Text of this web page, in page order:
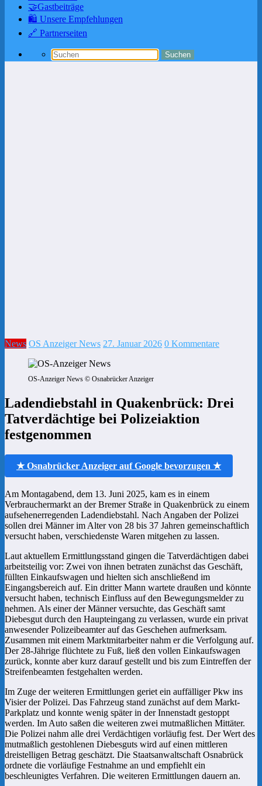
🤝Gastbeiträge
🛍️ Unsere Empfehlungen
🔗 Partnerseiten
News OS Anzeiger News 27. Januar 2026 0 Kommentare
OS-Anzeiger News © Osnabrücker Anzeiger
Ladendiebstahl in Quakenbrück: Drei
Tatverdächtige bei Polizeiaktion
festgenommen
★ Osnabrücker Anzeiger auf Google bevorzugen ★
Am Montagabend, dem 13. Juni 2025, kam es in einem
Verbrauchermarkt an der Bremer Straße in Quakenbrück zu einem
aufsehenerregenden Ladendiebstahl. Nach Angaben der Polizei
sollen drei Männer im Alter von 28 bis 37 Jahren gemeinschaftlich
versucht haben, verschiedenste Waren mitgehen zu lassen.
Laut aktuellem Ermittlungsstand gingen die Tatverdächtigen dabei
arbeitsteilig vor: Zwei von ihnen betraten zunächst das Geschäft,
füllten Einkaufswagen und hielten sich anschließend im
Eingangsbereich auf. Ein dritter Mann wartete draußen und könnte
versucht haben, technisch Einfluss auf den Bewegungsmelder zu
nehmen. Als einer der Männer versuchte, das Geschäft samt
Diebesgut durch den Haupteingang zu verlassen, wurde ein privat
anwesender Polizeibeamter auf das Geschehen aufmerksam.
Zusammen mit einem Marktmitarbeiter nahm er die Verfolgung auf.
Der 28-Jährige flüchtete zu Fuß, ließ den vollen Einkaufswagen
zurück, konnte aber kurz darauf gestellt und bis zum Eintreffen der
Streifenbeamten festgehalten werden.
Im Zuge der weiteren Ermittlungen geriet ein auffälliger Pkw ins
Visier der Polizei. Das Fahrzeug stand zunächst auf dem Markt-
Parkplatz und konnte wenig später in der Innenstadt gestoppt
werden. Im Auto saßen die weiteren zwei mutmaßlichen Mittäter.
Die Polizei nahm alle drei Verdächtigen vorläufig fest. Der Wert des
mutmaßlich gestohlenen Diebesguts wird auf einen mittleren
dreistelligen Betrag geschätzt. Die Staatsanwaltschaft Osnabrück
ordnete die vorläufige Festnahme an und empfiehlt ein
beschleunigtes Verfahren. Die weiteren Ermittlungen dauern an.